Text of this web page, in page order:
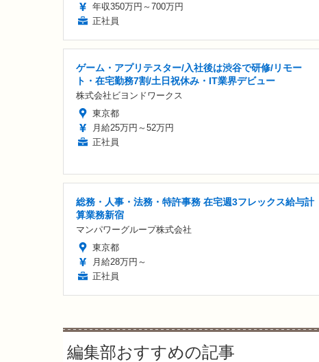
年収350万円～700万円
正社員
ゲーム・アプリテスター/入社後は渋谷で研修/リモー
ト・在宅勤務7割/土日祝休み・IT業界デビュー
株式会社ビヨンドワークス
東京都
月給25万円～52万円
正社員
総務・人事・法務・特許事務 在宅週3フレックス給与計
算業務新宿
マンパワーグループ株式会社
東京都
月給28万円～
正社員
編集部おすすめの記事